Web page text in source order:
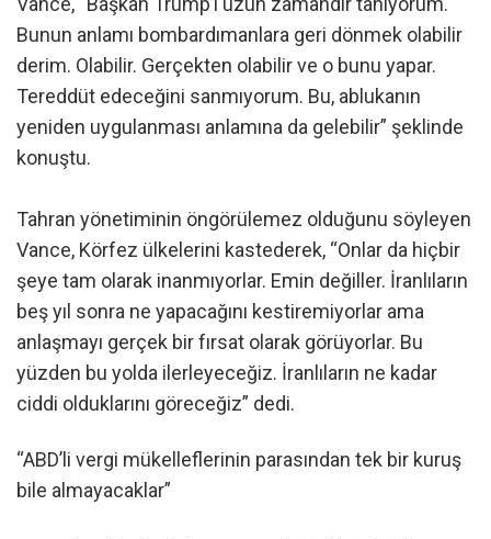
Bunun anlamı bombardımanlara geri dönmek olabilir
derim. Olabilir. Gerçekten olabilir ve o bunu yapar.
Tereddüt edeceğini sanmıyorum. Bu, ablukanın
yeniden uygulanması anlamına da gelebilir” şeklinde
konuştu.
Tahran yönetiminin öngörülemez olduğunu söyleyen
Vance, Körfez ülkelerini kastederek, “Onlar da hiçbir
şeye tam olarak inanmıyorlar. Emin değiller. İranlıların
beş yıl sonra ne yapacağını kestiremiyorlar ama
anlaşmayı gerçek bir fırsat olarak görüyorlar. Bu
yüzden bu yolda ilerleyeceğiz. İranlıların ne kadar
ciddi olduklarını göreceğiz” dedi.
“ABD’li vergi mükelleflerinin parasından tek bir kuruş
bile almayacaklar”